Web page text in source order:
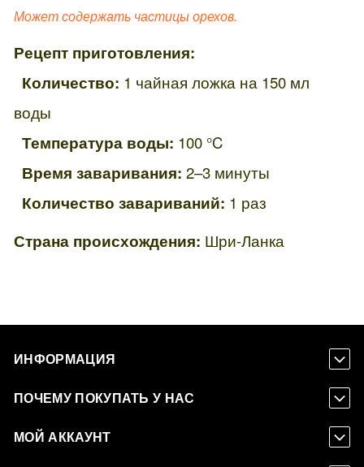
Может содержать частицы орехов.
Рецепт приготовления:
Количество: 1 чайная ложка на 150 мл
воды
Температура воды: 100 °C
Время заваривания: 2–3 минуты
Количество завариваний: 1 раз
Страна происхождения: Шри-Ланка
ИНФОРМАЦИЯ
ПОЧЕМУ ПОКУПАТЬ У НАС
МОЙ АККАУНТ